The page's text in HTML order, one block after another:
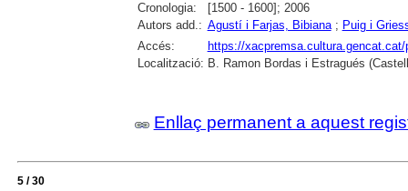
Cronologia:
[1500 - 1600]; 2006
Autors add.: Agustí i Farjas, Bibiana; Puig i
Accés:
https://
Localització: B. Ramon Bordas i Estragués
Enllaç permanent a aquest
5 / 30